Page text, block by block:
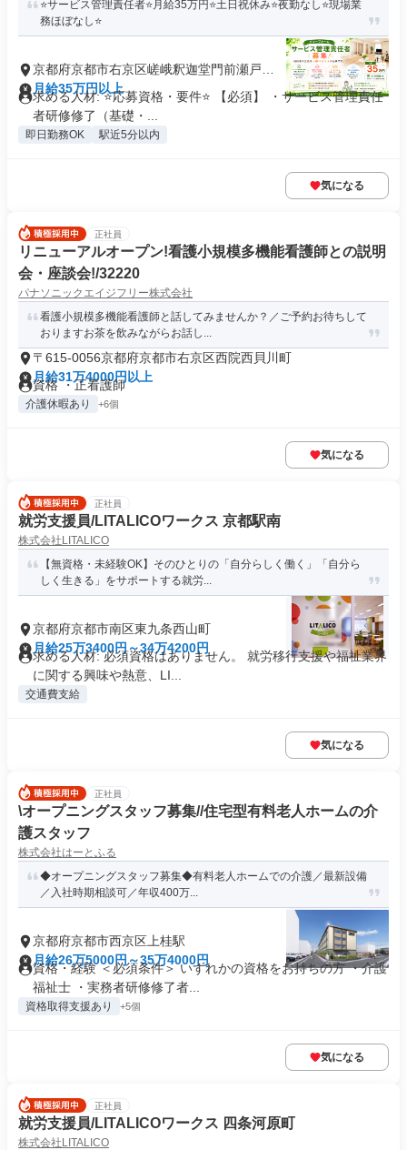
⭐サービス管理責任者⭐月給35万円⭐土日祝休み⭐夜勤なし⭐現場業
務ほぼなし⭐
京都府京都市右京区嵯峨釈迦堂門前瀬戸川
町
月給35万円以上
求める人材: ⭐応募資格・要件⭐ 【必須】 ・サービス管理責任
者研修修了（基礎・...
即日勤務OK 駅近5分以内
気になる
正社員
リニューアルオープン!看護小規模多機能看護師との説明
会・座談会!/32220
パナソニックエイジフリー株式会社
看護小規模多機能看護師と話してみませんか？／ご予約お待ちして
おりますお茶を飲みながらお話し...
〒615-0056京都府京都市右京区西院西貝川町
月給31万4000円以上
資格 ・正看護師
介護休暇あり +6個
気になる
正社員
就労支援員/LITALICOワークス 京都駅南
株式会社LITALICO
【無資格・未経験OK】そのひとりの「自分らしく働く」「自分ら
しく生きる」をサポートする就労...
京都府京都市南区東九条西山町
月給25万3400円～34万4200円
求める人材: 必須資格はありません。 就労移行支援や福祉業界
に関する興味や熱意、LI...
交通費支給
気になる
正社員
\オープニングスタッフ募集//住宅型有料老人ホームの介
護スタッフ
株式会社はーとふる
◆オープニングスタッフ募集◆有料老人ホームでの介護／最新設備
／入社時期相談可／年収400万...
京都府京都市西京区上桂駅
月給26万5000円～35万4000円
資格・経験 ＜必須条件＞ いずれかの資格をお持ちの方 ・介護
福祉士 ・実務者研修修了者...
資格取得支援あり +5個
気になる
正社員
就労支援員/LITALICOワークス 四条河原町
株式会社LITALICO